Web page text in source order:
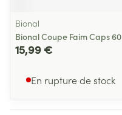
Bional
Bional Coupe Faim Caps 60
15,99 €
En rupture de stock